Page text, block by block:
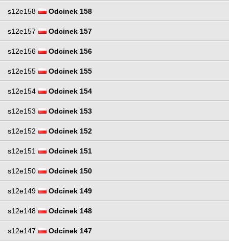
s12e158 Odcinek 158
s12e157 Odcinek 157
s12e156 Odcinek 156
s12e155 Odcinek 155
s12e154 Odcinek 154
s12e153 Odcinek 153
s12e152 Odcinek 152
s12e151 Odcinek 151
s12e150 Odcinek 150
s12e149 Odcinek 149
s12e148 Odcinek 148
s12e147 Odcinek 147